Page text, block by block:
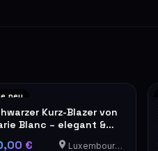
neu
Kurz-Blazer von
Blanc – elegant &
€ Luxembourg-Cents